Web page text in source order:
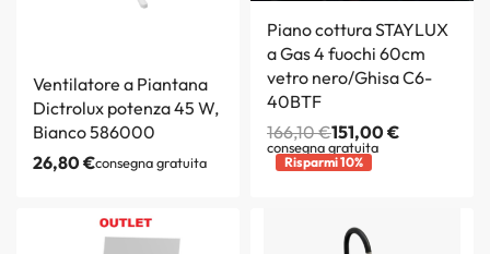
Ventilatore a Piantana
Dictrolux potenza 45 W,
Bianco 586000
26,80€consegna gratuita
Piano cottura STAYLUX
a Gas 4 fuochi 60cm
vetro nero/Ghisa C6-
40BTF
166,10€151,00€
consegna gratuita
Risparmi 10%